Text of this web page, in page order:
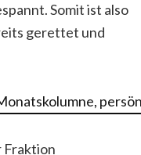
Somit ist also
gerettet und
Fraktion